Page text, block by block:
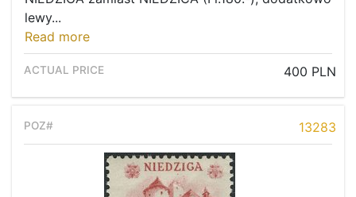
lewy...
Read more
400 PLN
13283